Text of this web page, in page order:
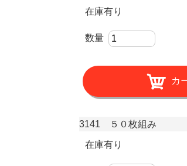
在庫有り
数量
3141 ５０枚組み
在庫有り